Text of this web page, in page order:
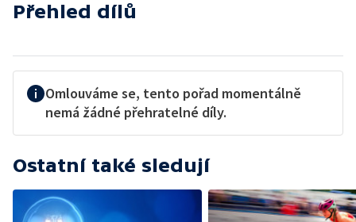
Přehled dílů
Omlouváme se, tento pořad momentálně
nemá žádné přehratelné díly.
Ostatní také sledují